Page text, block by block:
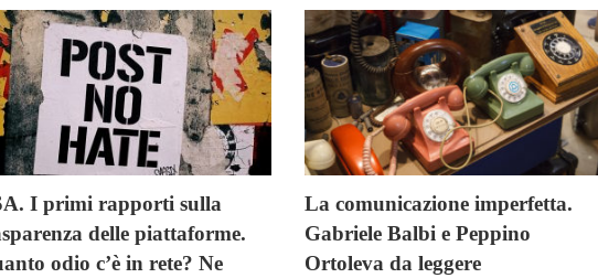
I primi rapporti sulla
delle piattaforme.
odio c’è in rete? Ne
La comunicazione imperfetta.
Gabriele Balbi e Peppino
Ortoleva da leggere